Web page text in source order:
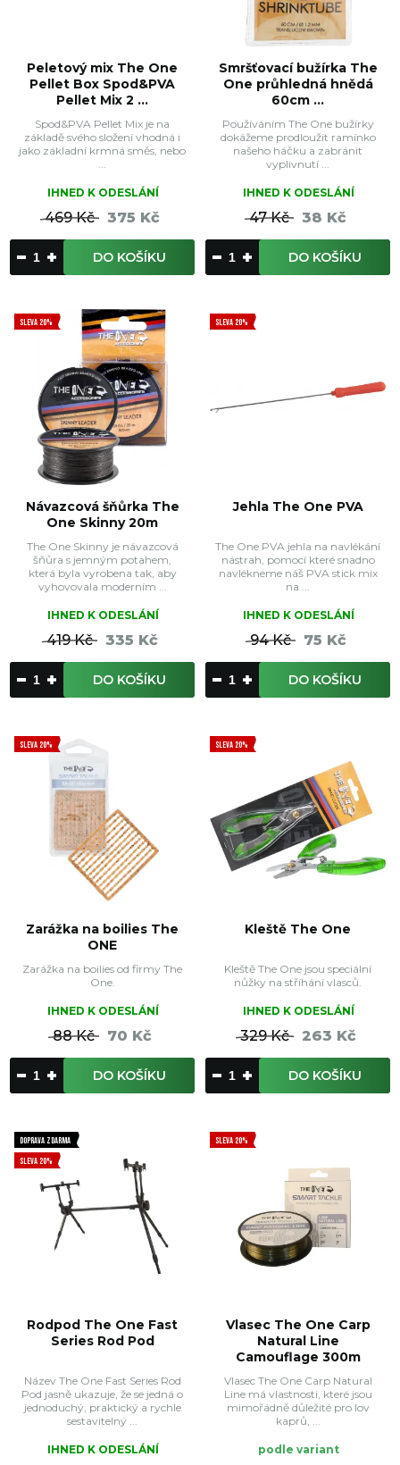
Peletový mix The One
Pellet Box Spod&PVA
Pellet Mix 2 ...
Spod&PVA Pellet Mix je na
základě svého složení vhodná i
jako základní krmná směs, nebo
...
IHNED K ODESLÁNÍ
469 Kč 375 Kč
DO KOŠÍKU
Smršťovací bužírka The
One průhledná hnědá
60cm ...
Používáním The One bužírky
dokážeme prodloužit ramínko
našeho háčku a zabránit
vyplivnutí ...
IHNED K ODESLÁNÍ
47 Kč 38 Kč
DO KOŠÍKU
SLEVA 20%
Návazcová šňůrka The
One Skinny 20m
The One Skinny je návazcová
šňůra s jemným potahem,
která byla vyrobena tak, aby
vyhovovala moderním ...
IHNED K ODESLÁNÍ
419 Kč 335 Kč
DO KOŠÍKU
SLEVA 20%
Jehla The One PVA
The One PVA jehla na navlékání
nástrah, pomocí které snadno
navlékneme náš PVA stick mix
na ...
IHNED K ODESLÁNÍ
94 Kč 75 Kč
DO KOŠÍKU
SLEVA 20%
Zarážka na boilies The
ONE
Zarážka na boilies od firmy The
One.
IHNED K ODESLÁNÍ
88 Kč 70 Kč
DO KOŠÍKU
SLEVA 20%
Kleště The One
Kleště The One jsou speciální
nůžky na stříhání vlasců.
IHNED K ODESLÁNÍ
329 Kč 263 Kč
DO KOŠÍKU
DOPRAVA ZDARMA
SLEVA 20%
Rodpod The One Fast
Series Rod Pod
Název The One Fast Series Rod
Pod jasně ukazuje, že se jedná o
jednoduchý, praktický a rychle
sestavitelný ...
IHNED K ODESLÁNÍ
SLEVA 20%
Vlasec The One Carp
Natural Line
Camouflage 300m
Vlasec The One Carp Natural
Line má vlastnosti, které jsou
mimořádně důležité pro lov
kaprů, ...
podle variant